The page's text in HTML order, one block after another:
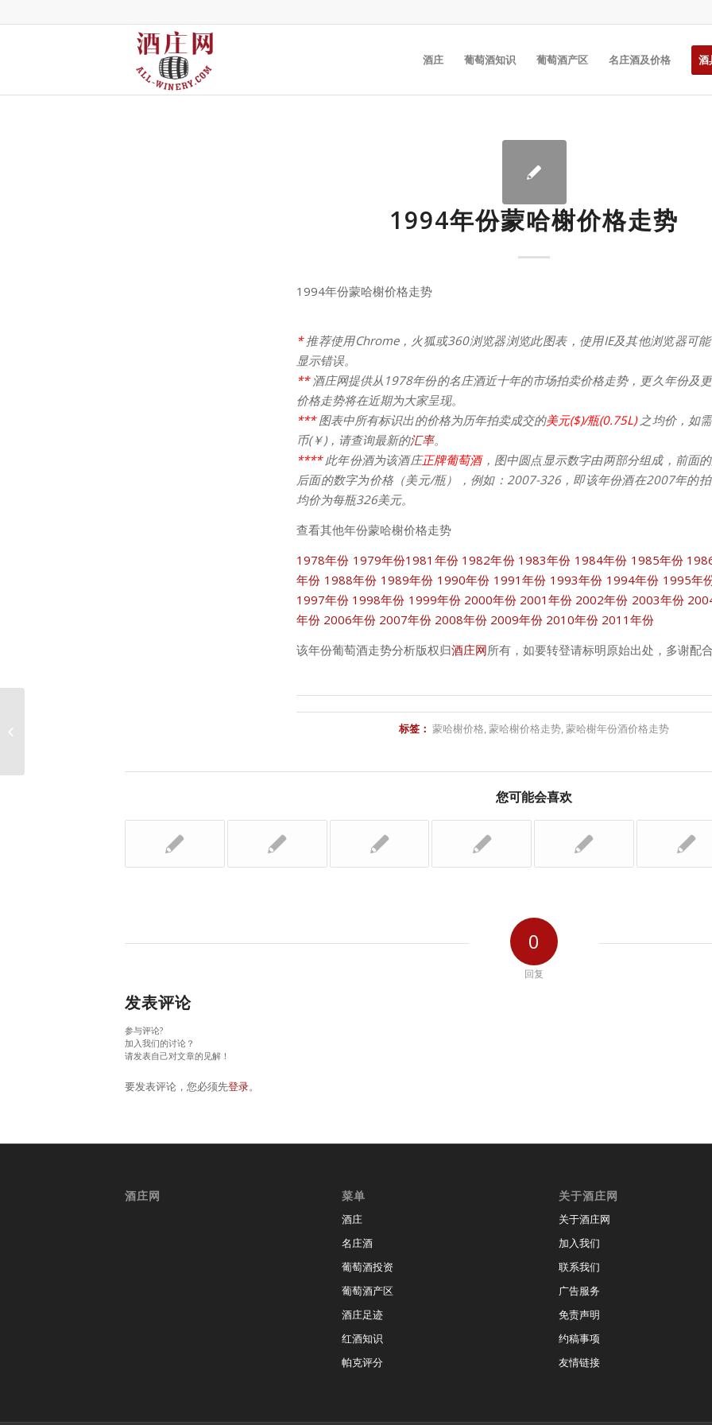
酒庄 葡萄酒知识 葡萄酒产区 名庄酒及价格 酒
1994年份蒙哈榭价格走势
1994年份蒙哈榭价格走势
*推荐使用Chrome，火狐或360浏览器浏览此图表，使用IE及其他浏览器可
显示错误。
** 酒庄网提供从1978年份的名庄酒近十年的市场拍卖价格走势，更久年份及
价格走势将在近期为大家呈现。
***图表中所有标识出的价格为历年拍卖成交的美元($)/瓶(0.75L)之均价，如
币(￥)，请查询最新的汇率。
****此年份酒为该酒庄正牌葡萄酒，图中圆点显示数字由两部分组成，前面
后面的数字为价格（美元/瓶），例如：2007-326，即该年份酒在2007年的
均价为每瓶326美元。
查看其他年份蒙哈榭价格走势
1978年份 1979年份1981年份 1982年份 1983年份 1984年份 1985年份
年份 1988年份 1989年份 1990年份 1991年份 1993年份 1994年份 1995年
1997年份 1998年份 1999年份 2000年份 2001年份 2002年份 2003年份
年份 2006年份 2007年份 2008年份 2009年份 2010年份 2011年份
该年份葡萄酒走势分析版权归酒庄网所有，如要转登请标明原始出处，多谢配
标签： 蒙哈榭价格,蒙哈榭价格走势,蒙哈榭年份酒价格走势
您可能会喜欢
0
回复
发表评论
参与评论?
加入我们的讨论？
请发表自己对文章的见解！
要发表评论，您必须先登录。
酒庄网 菜单
酒庄
名庄酒
葡萄酒投资
葡萄酒产区
酒庄足迹
红酒知识
帕克评分
关于酒庄网
关于酒庄网
加入我们
联系我们
广告服务
免责声明
约稿事项
友情链接